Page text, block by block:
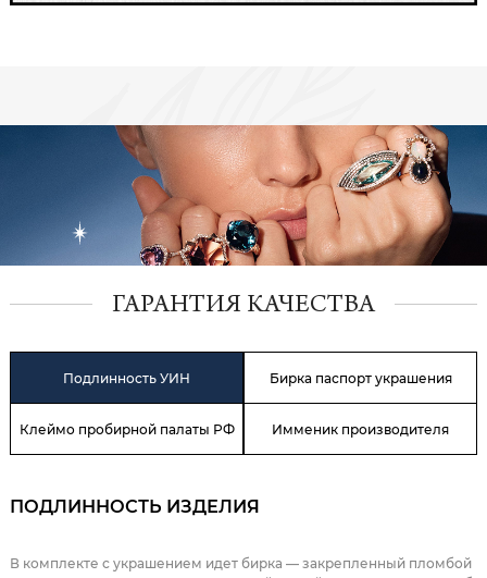
ГАРАНТИЯ КАЧЕСТВА
Подлинность УИН Бирка паспорт украшения
Клеймо пробирной палаты РФ Имменик производителя
ПОДЛИННОСТЬ ИЗДЕЛИЯ
В комплекте с украшением идет бирка — закрепленный пломбой